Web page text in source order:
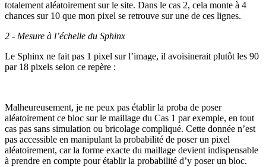
totalement aléatoirement sur le site. Dans le cas 2, cela monte à 4
chances sur 10 que mon pixel se retrouve sur une de ces lignes.
2 - Mesure à l’échelle du Sphinx
Le Sphinx ne fait pas 1 pixel sur l’image, il avoisinerait plutôt les 90
par 18 pixels selon ce repère :
Malheureusement, je ne peux pas établir la proba de poser
aléatoirement ce bloc sur le maillage du Cas 1 par exemple, en tout
cas pas sans simulation ou bricolage compliqué. Cette donnée n’est
pas accessible en manipulant la probabilité de poser un pixel
aléatoirement, car la forme exacte du maillage devient indispensable
à prendre en compte pour établir la probabilité d’y poser un bloc.